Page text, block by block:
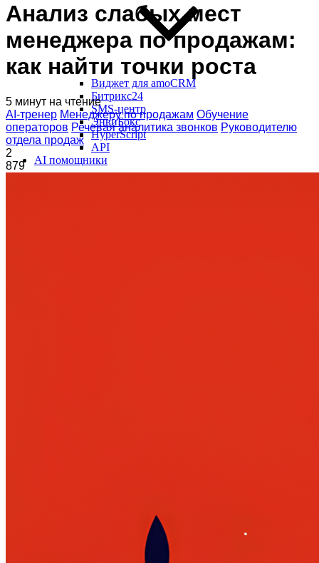
Виджет для amoCRM
Битрикс24
SMS-центр
ЭнвиБокс
HyperScript
API
AI помощники
Анализ слабых мест
менеджера по продажам:
как найти точки роста
5 минут на чтение
AI-тренер Менеджеру по продажам Обучение
операторов Речевая аналитика звонков Руководителю
отдела продаж
2
879